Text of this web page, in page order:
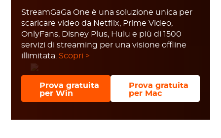
StreamGaGa One è una soluzione unica per
scaricare video da Netflix, Prime Video,
OnlyFans, Disney Plus, Hulu e più di 1500
servizi di streaming per una visione offline
illimitata. Scopri >
Prova gratuita
per Win
Prova gratuita
per Mac